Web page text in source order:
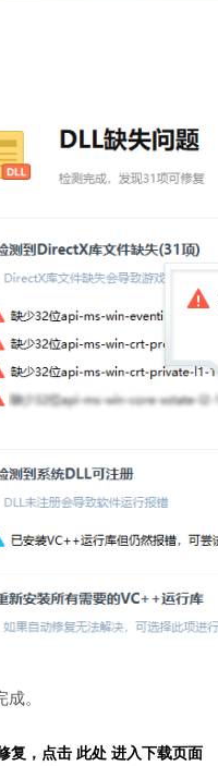
。
复， 点击 此处 进入下载页面